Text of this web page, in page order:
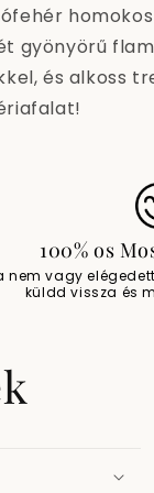
gyönyörű
és alkoss
100% os
nem vagy
küldd vissza és